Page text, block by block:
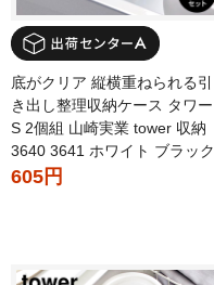
底がクリア 縦横重ねられる引
き出し整理収納ケース タワー
S 2個組 山崎実業 tower 収納
3640 3641 ホワイト ブラック
605円